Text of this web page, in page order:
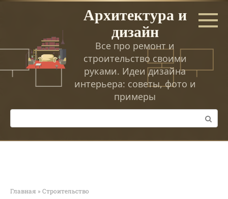
Перейти
Архитектура и
дизайн
Все про ремонт и
строительство своими
руками. Идеи дизайна
интерьера: советы, фото и
примеры
Поиск:
Главная » Строительство